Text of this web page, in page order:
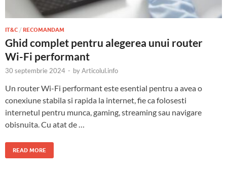
IT&C / RECOMANDAM
Ghid complet pentru alegerea unui router
Wi-Fi performant
30 septembrie 2024 - byArticolul.info
Un router Wi-Fi performant este esential pentru a avea o
conexiune stabila si rapida la internet, fie ca folosesti
internetul pentru munca, gaming, streaming sau navigare
obisnuita. Cu atat de …
READ MORE